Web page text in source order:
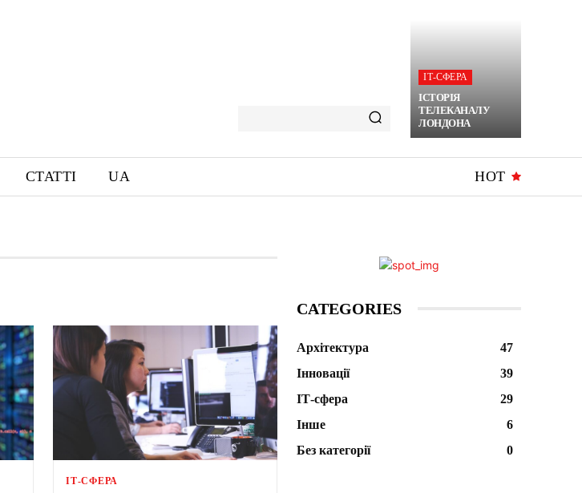
ІТ-СФЕРА
ІСТОРІЯ
ТЕЛЕКАНАЛУ
ЛОНДОНА
СТАТТІ UA HOT
ІТ-СФЕРА
CATEGORIES
Архітектура
47
Інновації
39
ІТ-сфера
29
Інше
6
Без категорії
0